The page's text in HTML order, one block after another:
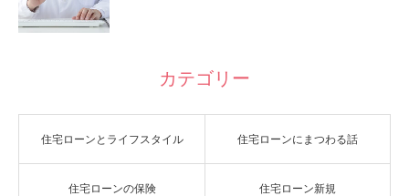
カテゴリー
住宅ローンとライフスタイル 住宅ローンにまつわる話
住宅ローンの保険 住宅ローン新規